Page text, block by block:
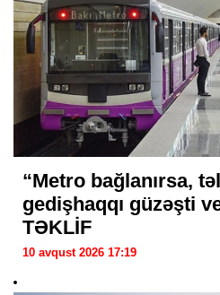
“Metro bağlanırsa,
gedişhaqqı güzəşti
TƏKLİF
10 avqust 2026 17:19